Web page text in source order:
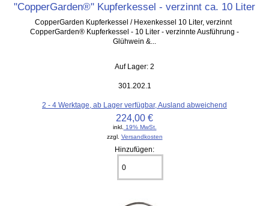
"CopperGarden®" Kupferkessel - verzinnt ca. 10 Liter
CopperGarden Kupferkessel / Hexenkessel 10 Liter, verzinnt
CopperGarden® Kupferkessel - 10 Liter - verzinnte Ausführung -
Glühwein &...
Auf Lager: 2
301.202.1
2 - 4 Werktage, ab Lager verfügbar, Ausland abweichend
224,00 €
inkl. 19% MwSt.
zzgl. Versandkosten
Hinzufügen: